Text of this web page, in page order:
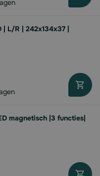
L/R | 242x134x37 |
magnetisch |3 functies|